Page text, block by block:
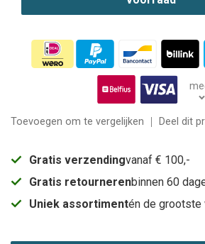
Toevoegen om te vergelijken Deel dit
Gratis verzendingvanaf € 100,-
Gratis retournerenbinnen 60
Uniek assortimentén de grootste